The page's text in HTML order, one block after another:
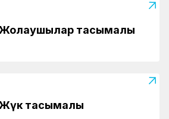
тасымалы
тасымалы